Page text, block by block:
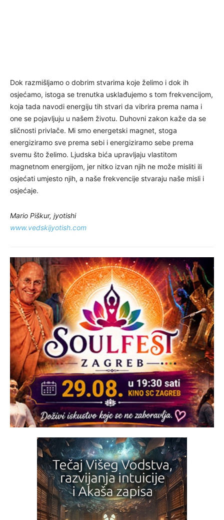
Dok razmišljamo o dobrim stvarima koje želimo i dok ih
osjećamo, istoga se trenutka usklađujemo s tom frekvencijom,
koja tada navodi energiju tih stvari da vibrira prema nama i
one se pojavljuju u našem životu. Duhovni zakon kaže da se
sličnosti privlače. Mi smo energetski magnet, stoga
energiziramo sve prema sebi i energiziramo sebe prema
svemu što želimo. Ljudska bića upravljaju vlastitom
magnetnom energijom, jer nitko izvan njih ne može misliti ili
osjećati umjesto njih, a naše frekvencije stvaraju naše misli i
osjećaje.
Mario Piškur, jyotishi
www.vedskijyotish.com